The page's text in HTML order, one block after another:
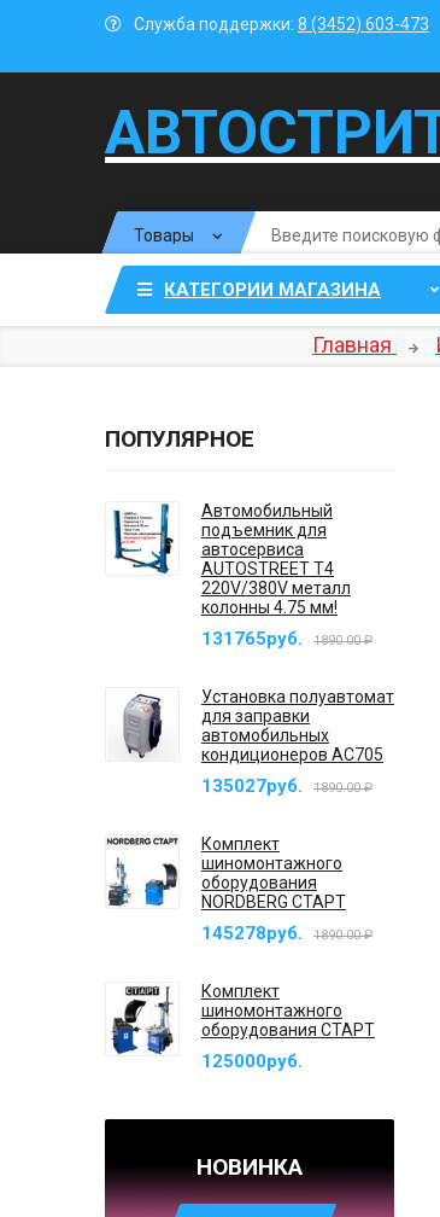
Служба поддержки: 8 (3452) 603-473
КАТЕГОРИИ МАГАЗИНА
Главная
ПОПУЛЯРНОЕ
Автомобильный
подъемник для
автосервиса
AUTOSTREET T4
220V/380V металл
колонны 4.75 мм!
131765руб. 1890.00 ₽
Установка полуавтомат
для заправки
автомобильных
кондиционеров AC705
135027руб. 1890.00 ₽
Комплект
шиномонтажного
оборудования
NORDBERG СТАРТ
145278руб. 1890.00 ₽
Комплект
шиномонтажного
оборудования СТАРТ
125000руб.
НОВИНКА